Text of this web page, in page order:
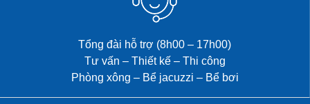
riêng tư, chăm sóc sức khỏe
và […]
Tổng đài hỗ trợ (8h00 – 17h00)
Tư vấn – Thiết kế – Thi công
Phòng xông – Bể jacuzzi – Bể bơi